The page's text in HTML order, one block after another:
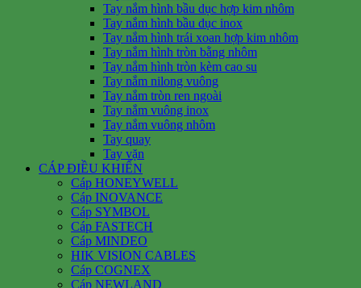
Tay nắm hình bầu dục hợp kim nhôm
Tay nắm hình bầu dục inox
Tay nắm hình trái xoan hợp kim nhôm
Tay nắm hình tròn bằng nhôm
Tay nắm hình tròn kèm cao su
Tay nắm nilong vuông
Tay nắm tròn ren ngoài
Tay nắm vuông inox
Tay nắm vuông nhôm
Tay quay
Tay vặn
CÁP ĐIỀU KHIỂN
Cáp HONEYWELL
Cáp INOVANCE
Cáp SYMBOL
Cáp FASTECH
Cáp MINDEO
HIK VISION CABLES
Cáp COGNEX
Cáp NEWLAND